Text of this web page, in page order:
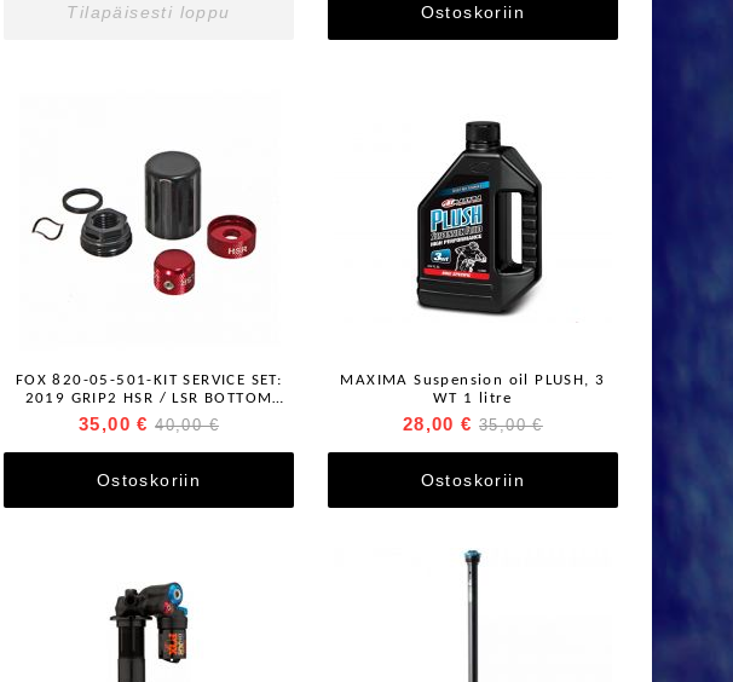
Tilapäisesti loppu Ostoskoriin
FOX 820-05-501-KIT SERVICE SET:
2019 GRIP2 HSR / LSR BOTTOM
STUD INTERFACE PARTS
35,00 € 40,00 €
Ostoskoriin
MAXIMA Suspension oil PLUSH, 3
WT 1 litre
28,00 € 35,00 €
Ostoskoriin